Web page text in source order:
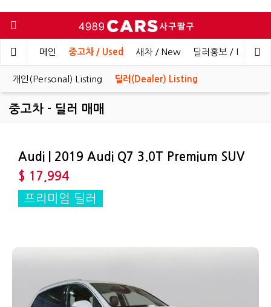
메인 중고차 / Used 새차 / New 딜러홍보 / Dealer
개인(Personal) Listing 딜러(Dealer) Listing
중고차 - 딜러 매매
Audi | 2019 Audi Q7 3.0T Premium SUV
$ 17,994
프리미엄 딜러